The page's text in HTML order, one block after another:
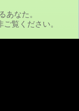
あなた。
覧ください。